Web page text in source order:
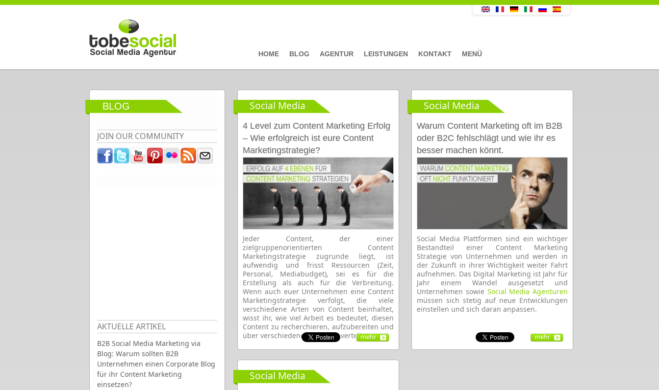
Direkt zum Inhalt
HOME BLOG AGENTUR LEISTUNGEN KONTAKT MENÜ
BLOG
JOIN OUR COMMUNITY
AKTUELLE ARTIKEL
B2B Social Media Marketing via
Blog: Warum sollten B2B
Unternehmen einen Corporate Blog
für ihr Content Marketing
einsetzen?
Social Media
4 Level zum Content Marketing Erfolg
– Wie erfolgreich ist eure Content
Marketingstrategie?
Jeder Content, der einer
zielgruppenorientierten Content
Marketingstrategie zugrunde liegt, ist
aufwendig und frisst Ressourcen (Zeit,
Personal, Mediabudget), sei es für die
Erstellung als auch für die Verbreitung.
Wenn auch euer Unternehmen eine Content
Marketingstrategie verfolgt, die viele
verschiedene Arten von Content beinhaltet,
wisst ihr, wie viel Arbeit es bedeutet, diesen
Content zu recherchieren, aufzubereiten und
über verschiedene Kanäle zu verteilen.
mehr
Social Media
Warum Content Marketing oft im B2B
oder B2C fehlschlägt und wie ihr es
besser machen könnt.
Social Media Plattformen sind ein wichtiger
Bestandteil einer Content Marketing
Strategie von Unternehmen und werden in
der Zukunft in ihrer Wichtigkeit weiter Fahrt
aufnehmen. Das Digital Marketing ist Jahr für
Jahr einem Wandel ausgesetzt und
Unternehmen sowie Social Media Agenturen
müssen sich stetig auf neue Entwicklungen
einstellen und sich daran anpassen.
mehr
Social Media